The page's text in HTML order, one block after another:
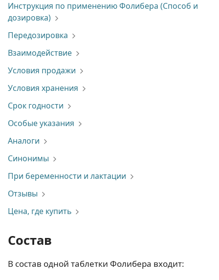
Инструкция по применению Фолибера (Способ и
дозировка)
Передозировка
Взаимодействие
Условия продажи
Условия хранения
Срок годности
Особые указания
Аналоги
Синонимы
При беременности и лактации
Отзывы
Цена, где купить
Состав
В состав одной таблетки Фолибера входит: